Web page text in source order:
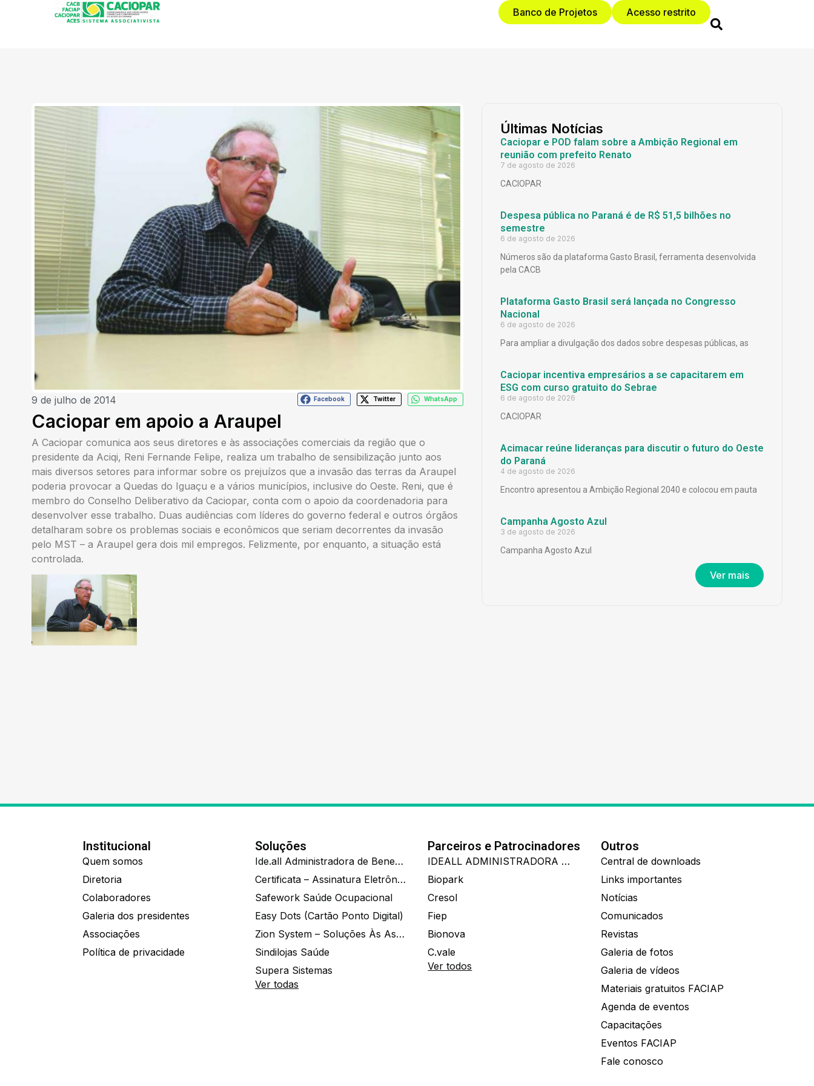
Banco de Projetos Acesso restrito
9 de julho de 2014 Facebook Twitter WhatsApp
Caciopar em apoio a Araupel
A Caciopar comunica aos seus diretores e às associações comerciais da região que o
presidente da Aciqi, Reni Fernande Felipe, realiza um trabalho de sensibilização junto aos
mais diversos setores para informar sobre os prejuízos que a invasão das terras da Araupel
poderia provocar a Quedas do Iguaçu e a vários municípios, inclusive do Oeste. Reni, que é
membro do Conselho Deliberativo da Caciopar, conta com o apoio da coordenadoria para
desenvolver esse trabalho. Duas audiências com líderes do governo federal e outros órgãos
detalharam sobre os problemas sociais e econômicos que seriam decorrentes da invasão
pelo MST – a Araupel gera dois mil empregos. Felizmente, por enquanto, a situação está
controlada.
Últimas Notícias
Caciopar e POD falam sobre a Ambição Regional em
reunião com prefeito Renato
7 de agosto de 2026
CACIOPAR
Despesa pública no Paraná é de R$ 51,5 bilhões no
semestre
6 de agosto de 2026
Números são da plataforma Gasto Brasil, ferramenta desenvolvida
pela CACB
Plataforma Gasto Brasil será lançada no Congresso
Nacional
6 de agosto de 2026
Para ampliar a divulgação dos dados sobre despesas públicas, as
Caciopar incentiva empresários a se capacitarem em
ESG com curso gratuito do Sebrae
6 de agosto de 2026
CACIOPAR
Acimacar reúne lideranças para discutir o futuro do Oeste
do Paraná
4 de agosto de 2026
Encontro apresentou a Ambição Regional 2040 e colocou em pauta
Campanha Agosto Azul
3 de agosto de 2026
Campanha Agosto Azul
Ver mais
Institucional
Quem somos
Diretoria
Colaboradores
Galeria dos presidentes
Associações
Política de privacidade
Soluções
Ide.all Administradora de Benefícios
Certificata – Assinatura Eletrônica De Documentos
Safework Saúde Ocupacional
Easy Dots (Cartão Ponto Digital)
Zion System – Soluções Às Associações E Empresas
Sindilojas Saúde
Supera Sistemas
Ver todas
Parceiros e Patrocinadores
IDEALL ADMINISTRADORA DE BENEFÍCIOS
Biopark
Cresol
Fiep
Bionova
C.vale
Ver todos
Outros
Central de downloads
Links importantes
Notícias
Comunicados
Revistas
Galeria de fotos
Galeria de vídeos
Materiais gratuitos FACIAP
Agenda de eventos
Capacitações
Eventos FACIAP
Fale conosco